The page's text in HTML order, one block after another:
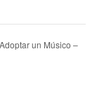
un Músico –